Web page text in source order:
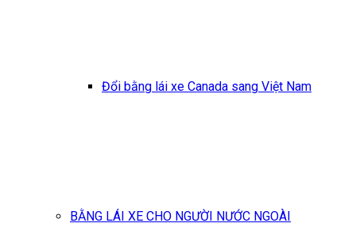
Đổi bằng lái xe Canada sang Việt Nam
BẰNG LÁI XE CHO NGƯỜI NƯỚC NGOÀI